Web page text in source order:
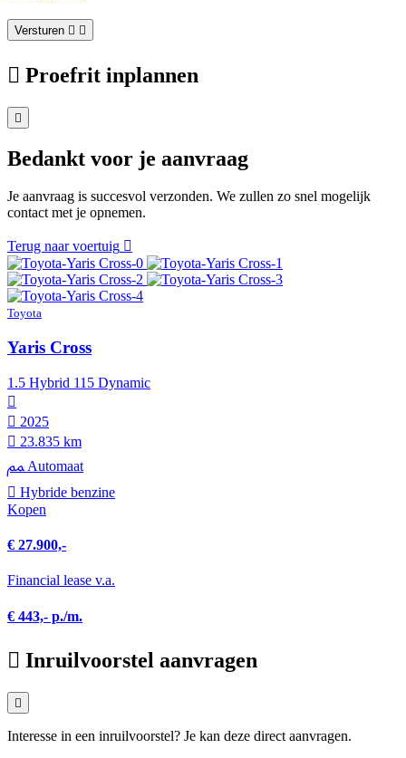
Versturen
Proefrit inplannen
Bedankt voor je aanvraag
Je aanvraag is succesvol verzonden. We zullen zo snel mogelijk
contact met je opnemen.
Terug naar voertuig
Toyota
Yaris Cross
1.5 Hybrid 115 Dynamic
2025
23.835 km
Automaat
Hybride benzine
Kopen
€ 27.900,-
Financial lease v.a.
€ 443,- p./m.
Inruilvoorstel aanvragen
Interesse in een inruilvoorstel? Je kan deze direct aanvragen.